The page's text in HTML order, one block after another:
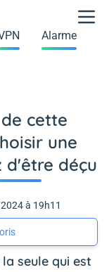
Alarme
cette
une
d'être déçu
à 19h11
seule qui est